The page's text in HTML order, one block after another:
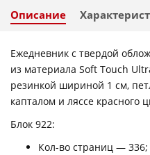
Описание
Ежедневник с твердой
из материала Soft Touch
резинкой шириной 1 см,
капталом и ляссе красного
Блок 922:
Кол-во страниц — 336;